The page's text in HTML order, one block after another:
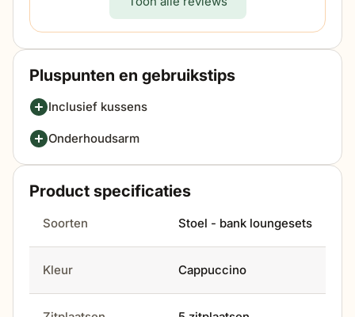
Pluspunten en gebruikstips
Inclusief kussens
Onderhoudsarm
Product specificaties
Soorten Stoel - bank loungesets
Kleur Cappuccino